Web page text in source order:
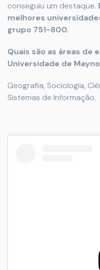
conseguiu um destaque.
melhores
grupo 751-800.
Quais são as áreas de
Universidade de
Geografia, Sociologia,
Sistemas de Informação.